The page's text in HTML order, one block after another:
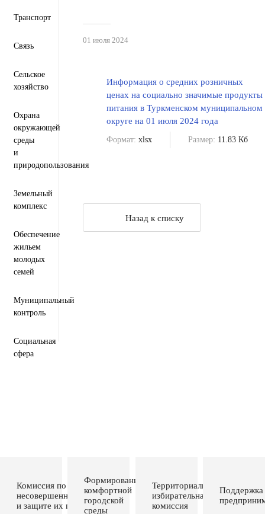
Транспорт
Связь
Сельское
хозяйство
Охрана
окружающей
среды
и
природопользования
Земельный
комплекс
Обеспечение
жильем
молодых
семей
Муниципальный
контроль
Социальная
сфера
01 июля 2024
Информация о средних розничных
ценах на социально значимые продукты
питания в Туркменском муниципальном
округе на 01 июля 2024 года
Формат: xlsx Размер: 11.83 Кб
Назад к списку
Комиссия по делам
несовершеннолетних
и защите их прав
Формирование
комфортной
городской
среды
Территориальная
избирательная
комиссия
Поддержка